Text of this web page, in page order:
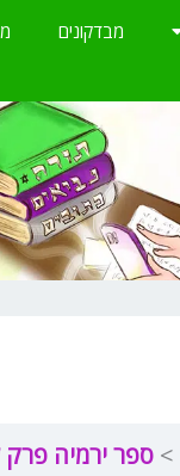
מבדקונים
ספר ירמיה פרק